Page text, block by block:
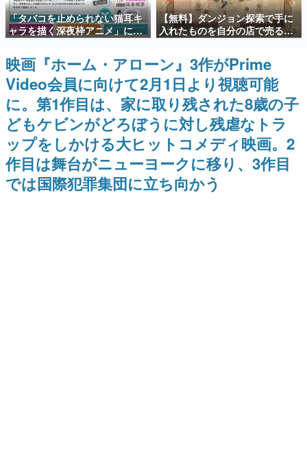
新世代に訊く
これからのデジタルゲーム市場を担う若きクリエイター達
の姿を追い、彼らのルーツと情熱を探っていきます。
ゲーム世代の作家たち
ゲームに多大な影響を受けた作家さんに取材し、ゲームが
日本のコンテンツ産業やカルチャーに与えた影響を探る企
画です。
日本モバイルゲーム産業史
日本のモバイルゲーム史における主要なトピック・タイト
ルを網羅するほか、開発者へのインタビューや識者による
解説を掲載。約20年の歴史が一望できる決定版！
若ゲのいたり〜ゲームクリエイターの青春〜
『うつヌケ』『ペンと箸』等で知られるマンガ家・田中圭
「タバコを止められない猫耳キ
ャラを描く深夜枠アニメ」に視
聴者の一部から批判意見。違法
薬物の使用と思わしき描写も含
めて、BPOが議論を交わす
【無料】ダンジョン探索で手に
入れたものを自分の店で売るゲ
ーム『Moonlighter』がSteam
にて無料配布中！続編
『Moonlighter 2』の9月2日正
式リリースを記念したキャンペ
ーン
映画『ホーム・アローン』3作がPrime
Video会員に向けて2月1日より視聴可能
に。第1作目は、家に取り残された8歳の子
どもケビンがどろぼうに対し残虐なトラ
ップをしかける大ヒットコメディ映画。2
作目は舞台がニューヨークに移り、3作目
では国際犯罪集団に立ち向かう